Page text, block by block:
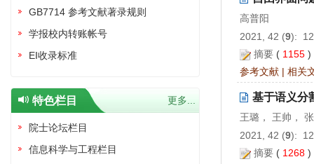
高普阳
2021, 42 (9):
摘要 ( 1155
参考文献 | 相关
基于语义分
王璐， 王帅，
2021, 42 (9):
摘要 ( 1268
GB7714 参考文献著录规则
学报校内转账帐号
EI收录标准
特色栏目 更多...
院士论坛栏目
信息科学与工程栏目